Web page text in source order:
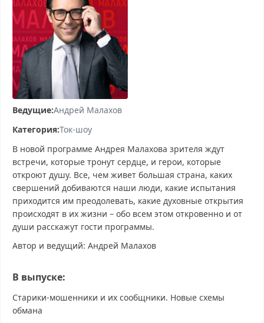
Ведущие:Андрей Малахов
Категория:Ток-шоу
В новой программе Андрея Малахова зрителя ждут
встречи, которые тронут сердце, и герои, которые
откроют душу. Все, чем живет большая страна, каких
свершений добиваются наши люди, какие испытания
приходится им преодолевать, какие духовные открытия
происходят в их жизни – обо всем этом откровенно и от
души расскажут гости программы.
Автор и ведущий: Андрей Малахов
В выпуске:
Старики-мошенники и их сообщники. Новые схемы
обмана